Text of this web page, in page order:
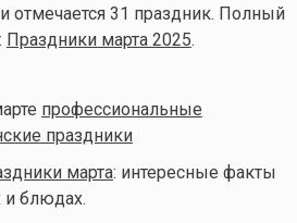
отмечается 31 праздник. Полный
Праздники марта 2025.
профессиональные
праздники
марта: интересные факты
блюдах.